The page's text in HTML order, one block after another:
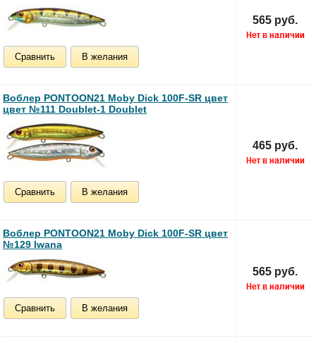
Сравнить В желания
565 руб.
Воблер PONTOON21 Moby Dick 100F-SR цвет
цвет №111 Doublet-1 Doublet
Сравнить В желания
465 руб.
Воблер PONTOON21 Moby Dick 100F-SR цвет
№129 Iwana
Сравнить В желания
565 руб.